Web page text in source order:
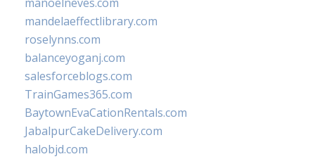
mandelaeffectlibrary.com
roselynns.com
balanceyoganj.com
salesforceblogs.com
TrainGames365.com
BaytownEvaCationRentals.com
JabalpurCakeDelivery.com
halobjd.com